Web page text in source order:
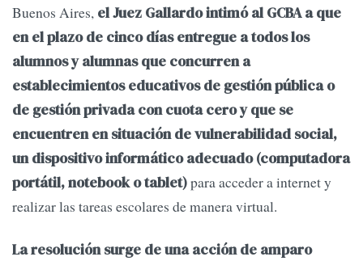
Buenos Aires, el Juez Gallardo intimó al GCBA a que
en el plazo de cinco días entregue a todos los
alumnos y alumnas que concurren a
establecimientos educativos de gestión pública o
de gestión privada con cuota cero y que se
encuentren en situación de vulnerabilidad social,
un dispositivo informático adecuado (computadora
portátil, notebook o tablet)para acceder a internet y
realizar las tareas escolares de manera virtual.
La resolución surge de una acción de amparo